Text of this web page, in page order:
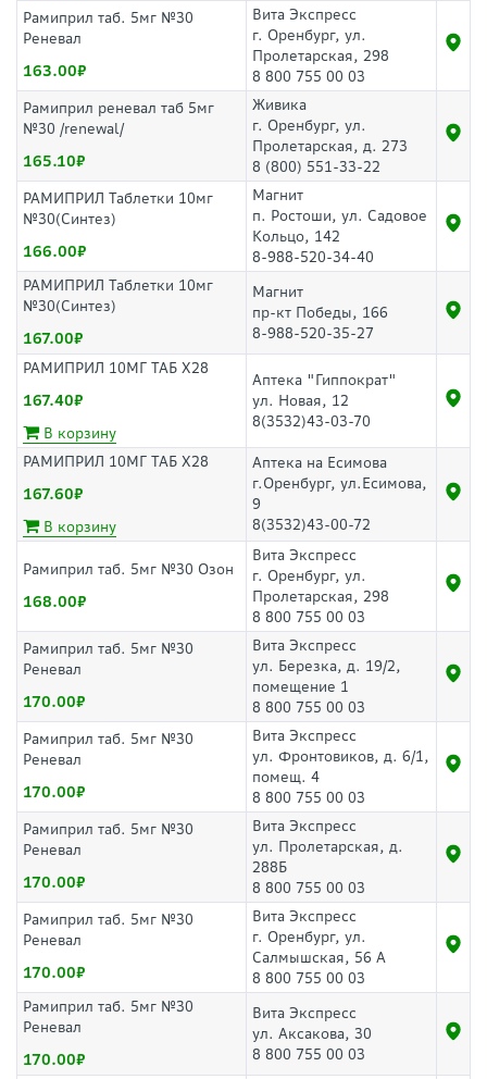
Рамиприл таб. 5мг №30
Реневал
163.00
Вита Экспресс
г. Оренбург, ул.
Пролетарская, 298
8 800 755 00 03
Рамиприл реневал таб 5мг
№30 /renewal/
165.10
Живика
г. Оренбург, ул.
Пролетарская, д. 273
8 (800) 551-33-22
РАМИПРИЛ Таблетки 10мг
№30(Синтез)
166.00
Магнит
п. Ростоши, ул. Садовое
Кольцо, 142
8-988-520-34-40
РАМИПРИЛ Таблетки 10мг
№30(Синтез)
167.00
Магнит
пр-кт Победы, 166
8-988-520-35-27
РАМИПРИЛ 10МГ ТАБ Х28
167.40
В корзину
Аптека "Гиппократ"
ул. Новая, 12
8(3532)43-03-70
РАМИПРИЛ 10МГ ТАБ Х28
167.60
В корзину
Аптека на Есимова
г.Оренбург, ул.Есимова,
9
8(3532)43-00-72
Рамиприл таб. 5мг №30 Озон
168.00
Вита Экспресс
г. Оренбург, ул.
Пролетарская, 298
8 800 755 00 03
Рамиприл таб. 5мг №30
Реневал
170.00
Вита Экспресс
ул. Березка, д. 19/2,
помещение 1
8 800 755 00 03
Рамиприл таб. 5мг №30
Реневал
170.00
Вита Экспресс
ул. Фронтовиков, д. 6/1,
помещ. 4
8 800 755 00 03
Рамиприл таб. 5мг №30
Реневал
170.00
Вита Экспресс
ул. Пролетарская, д.
288Б
8 800 755 00 03
Рамиприл таб. 5мг №30
Реневал
170.00
Вита Экспресс
г. Оренбург, ул.
Салмышская, 56 А
8 800 755 00 03
Рамиприл таб. 5мг №30
Реневал
170.00
Вита Экспресс
ул. Аксакова, 30
8 800 755 00 03